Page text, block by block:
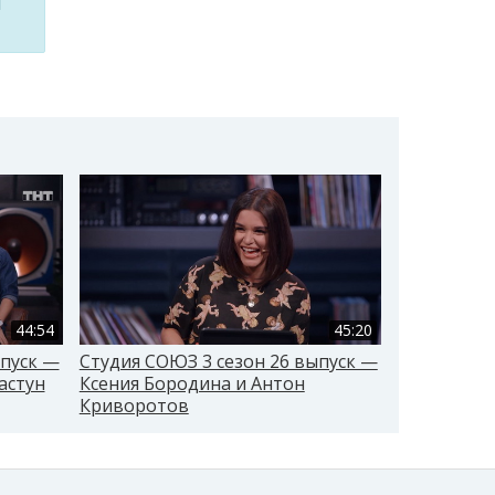
44:54
—
45:20
Студия СОЮЗ 3 сезон 26 выпуск —
Ксения Бородина и Антон
Криворотов